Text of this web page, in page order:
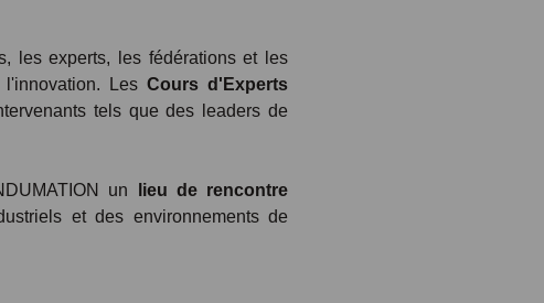
les experts, les fédérations et les
Les Cours d'Experts
tels que des leaders de
un
lieu de rencontre
et des environnements de